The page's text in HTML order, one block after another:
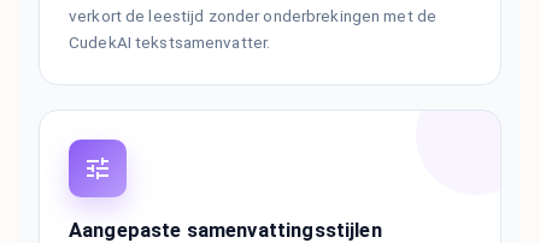
verkort de leestijd zonder onderbrekingen met de
CudekAI tekstsamenvatter.
Aangepaste samenvattingsstijlen